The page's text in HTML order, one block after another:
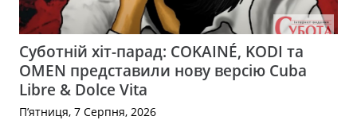
Суботній хіт-парад: COKAINÉ, KODI та
OMEN представили нову версію Cuba
Libre & Dolce Vita
П’ятниця, 7 Серпня, 2026